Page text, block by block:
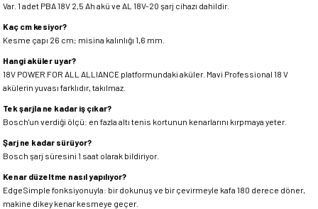
Var. 1 adet PBA 18V 2,5 Ah akü ve AL 18V-20 şarj cihazı dahildir.
Kaç cm kesiyor?
Kesme çapı 26 cm; misina kalınlığı 1,6 mm.
Hangi aküler uyar?
18V POWER FOR ALL ALLIANCE platformundaki aküler. Mavi Professional 18 V
akülerin yuvası farklıdır, takılmaz.
Tek şarjla ne kadar iş çıkar?
Bosch'un verdiği ölçü: en fazla altı tenis kortunun kenarlarını kırpmaya yeter.
Şarj ne kadar sürüyor?
Bosch şarj süresini 1 saat olarak bildiriyor.
Kenar düzeltme nasıl yapılıyor?
EdgeSimple fonksiyonuyla: bir dokunuş ve bir çevirmeyle kafa 180 derece döner,
makine dikey kenar kesmeye geçer.